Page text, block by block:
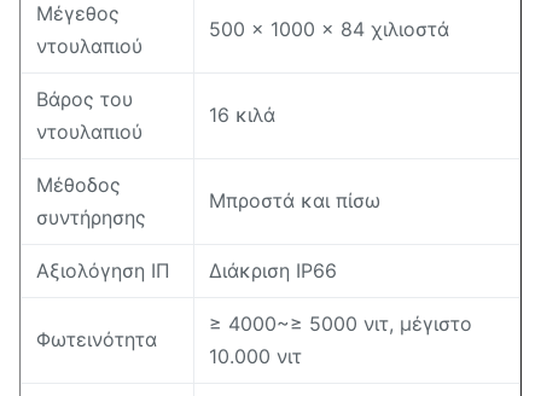
Μέγεθος
ντουλαπιού
500 × 1000 × 84 χιλιοστά
Βάρος του
ντουλαπιού
16 κιλά
Μέθοδος
συντήρησης
Μπροστά και πίσω
Αξιολόγηση ΙΠ Διάκριση IP66
Φωτεινότητα
≥ 4000~≥ 5000 νιτ, μέγιστο
10.000 νιτ